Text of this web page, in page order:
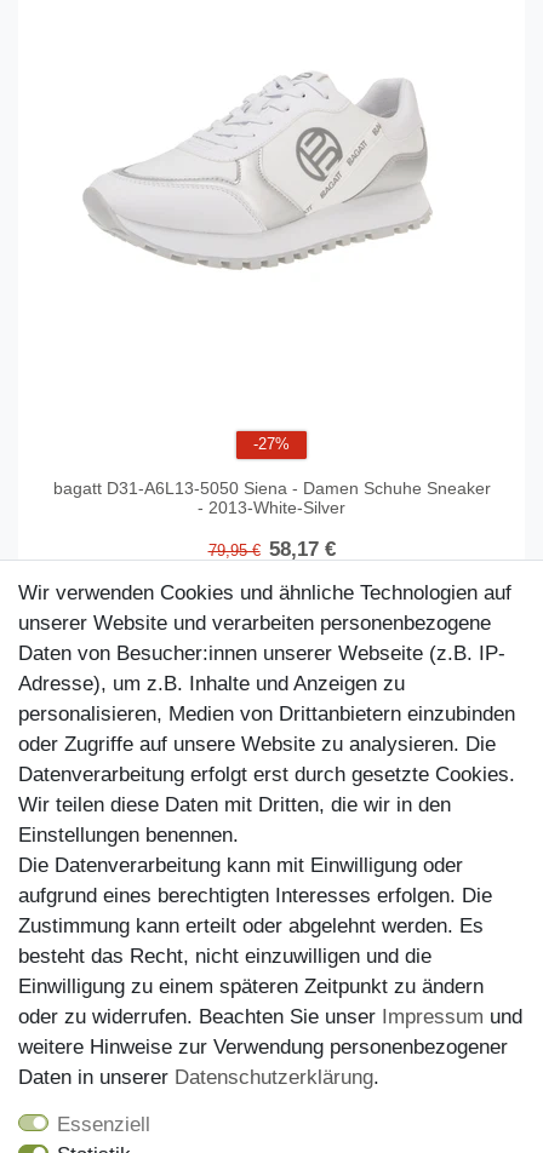
-27%
bagatt D31-A6L13-5050 Siena - Damen Schuhe Sneaker
- 2013-White-Silver
79,95 € 58,17 €
Artikel anzeigen
Kundenservice
Impressum
Datenschutz
AGB
Widerrufsrecht
Wir verwenden Cookies und ähnliche Technologien auf
unserer Website und verarbeiten personenbezogene
Daten von Besucher:innen unserer Webseite (z.B. IP-
Adresse), um z.B. Inhalte und Anzeigen zu
personalisieren, Medien von Drittanbietern einzubinden
oder Zugriffe auf unsere Website zu analysieren. Die
Datenverarbeitung erfolgt erst durch gesetzte Cookies.
Wir teilen diese Daten mit Dritten, die wir in den
Einstellungen benennen.
Die Datenverarbeitung kann mit Einwilligung oder
aufgrund eines berechtigten Interesses erfolgen. Die
Zustimmung kann erteilt oder abgelehnt werden. Es
besteht das Recht, nicht einzuwilligen und die
Einwilligung zu einem späteren Zeitpunkt zu ändern
oder zu widerrufen. Beachten Sie unser Impressum und
weitere Hinweise zur Verwendung personenbezogener
Daten in unserer Daten­schutz­erklärung.
Essenziell